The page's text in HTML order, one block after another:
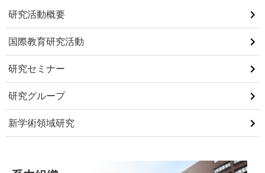
研究活動概要
国際教育研究活動
研究セミナー
研究グループ
新学術領域研究